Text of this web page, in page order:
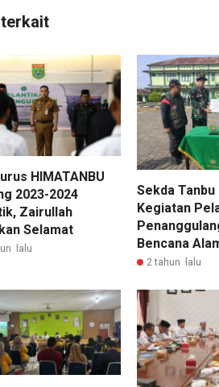
HIMATANBU
2023-2024
Zairullah
Selamat
lalu
Sekda Tanbu
Kegiatan
Bencana
2 tahun lalu